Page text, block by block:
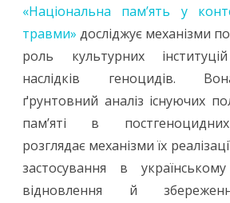
«Національна пам’ять у
травми» досліджує механізми
роль культурних
наслідків геноцидів.
ґрунтовний аналіз існуючих
пам’яті в постгеноцидних
розглядає механізми їх
застосування в
відновлення й